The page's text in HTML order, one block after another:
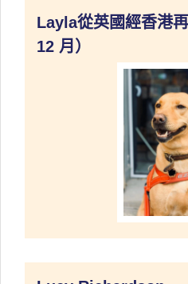
Layla從英國經香港
12 月）